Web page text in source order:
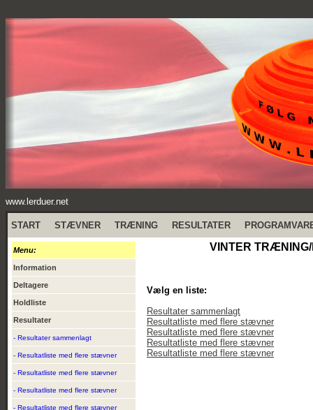
www.lerduer.net
START STÆVNER TRÆNING RESULTATER
Menu:
Information
Deltagere
Holdliste
Resultater
- Resultater sammenlagt
- Resultatliste med flere stævner
- Resultatliste med flere stævner
- Resultatliste med flere stævner
- Resultatliste med flere stævner
VINTER
Vælg en liste:
Resultater sammenlagt
Resultatliste med flere stævner
Resultatliste med flere stævner
Resultatliste med flere stævner
Resultatliste med flere stævner